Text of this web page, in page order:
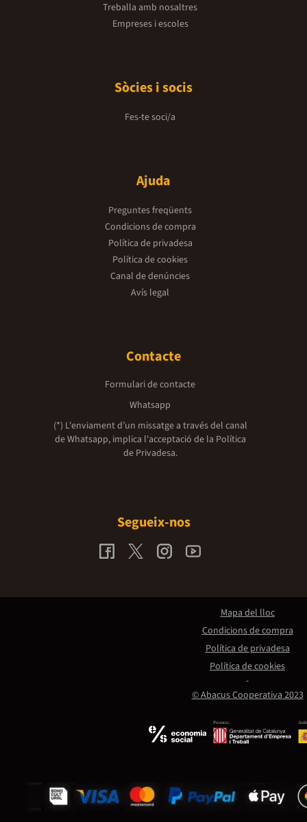
Treballa amb nosaltres
Empreses i escoles
Sòcies i socis
Fes-te soci/a
Ajuda
Preguntes freqüents
Condicions de compra
Política de privadesa
Política de cookies
Canal de denúncies
Avís legal
Contacte
Formulari de contacte
Whatsapp
(*) L'enviament d’un missatge a través del canal
de Whatsapp, implica l'acceptació de la Política
de Privadesa.
Segueix-nos
Promou:
© Abacus Cooperativa 2023
Mapa del lloc
Condicions de compra
Política de privadesa
Política de cookies